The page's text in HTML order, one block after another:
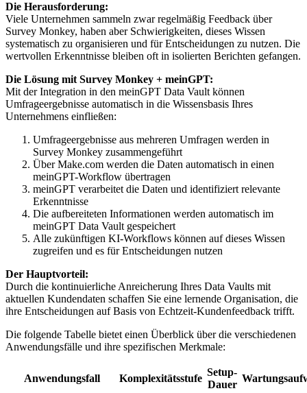
Die Herausforderung:
Viele Unternehmen sammeln zwar regelmäßig Feedback über
Survey Monkey, haben aber Schwierigkeiten, dieses Wissen
systematisch zu organisieren und für Entscheidungen zu nutzen. Die
wertvollen Erkenntnisse bleiben oft in isolierten Berichten gefangen.
Die Lösung mit Survey Monkey + meinGPT:
Mit der Integration in den meinGPT Data Vault können
Umfrageergebnisse automatisch in die Wissensbasis Ihres
Unternehmens einfließen:
Umfrageergebnisse aus mehreren Umfragen werden in
Survey Monkey zusammengeführt
Über Make.com werden die Daten automatisch in einen
meinGPT-Workflow übertragen
meinGPT verarbeitet die Daten und identifiziert relevante
Erkenntnisse
Die aufbereiteten Informationen werden automatisch im
meinGPT Data Vault gespeichert
Alle zukünftigen KI-Workflows können auf dieses Wissen
zugreifen und es für Entscheidungen nutzen
Der Hauptvorteil:
Durch die kontinuierliche Anreicherung Ihres Data Vaults mit
aktuellen Kundendaten schaffen Sie eine lernende Organisation, die
ihre Entscheidungen auf Basis von Echtzeit-Kundenfeedback trifft.
Die folgende Tabelle bietet einen Überblick über die verschiedenen
Anwendungsfälle und ihre spezifischen Merkmale:
Anwendungsfall Komplexitätsstufe
Setup-
Dauer